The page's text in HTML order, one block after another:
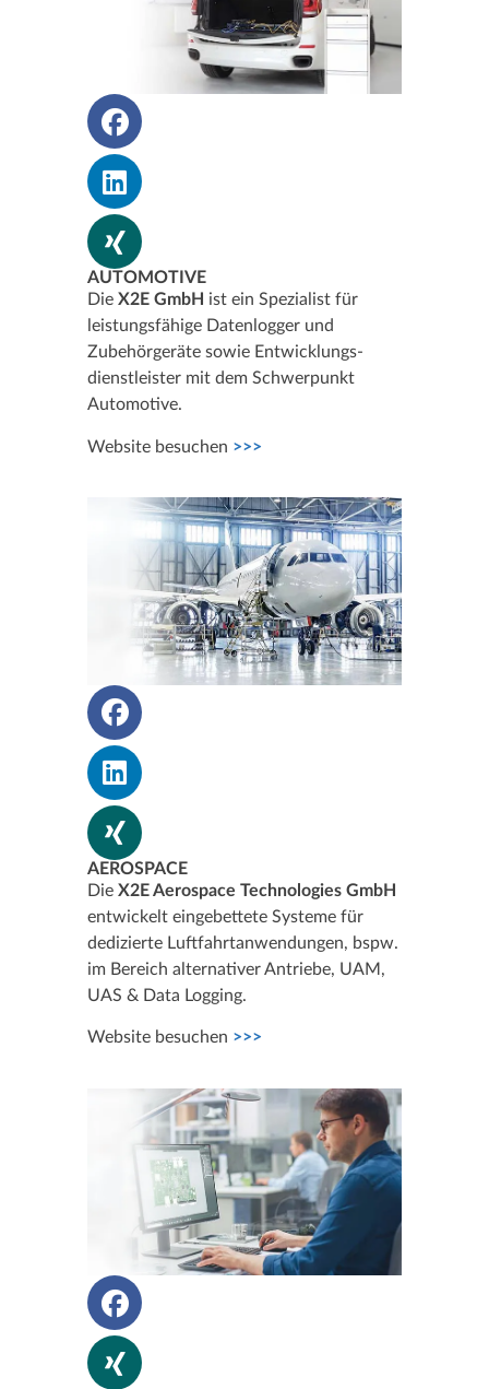
AUTOMOTIVE
Die X2E GmbH ist ein Spezialist für
leistungsfähige Datenlogger und
Zubehörgeräte sowie Entwicklungs­
dienstleister mit dem Schwerpunkt
Automotive.
Website besuchen >>>
AEROSPACE
Die X2E Aerospace Technologies GmbH
entwickelt eingebettete Systeme für
dedizierte Luftfahrt­anwendungen, bspw.
im Bereich alternativer Antriebe, UAM,
UAS & Data Logging.
Website besuchen >>>